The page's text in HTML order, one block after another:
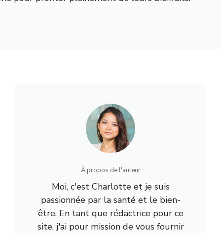
À propos de l'auteur
Moi, c'est Charlotte et je suis
passionnée par la santé et le bien-
être. En tant que rédactrice pour ce
site, j'ai pour mission de vous fournir